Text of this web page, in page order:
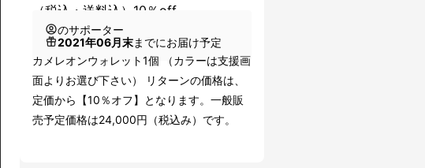
（税込・送料込）10％off
のサポーター
2021年06月末までにお届け予定
カメレオンウォレット1個 （カラーは支援画
面よりお選び下さい） リターンの価格は、
定価から【10％オフ】となります。一般販
売予定価格は24,000円（税込み）です。